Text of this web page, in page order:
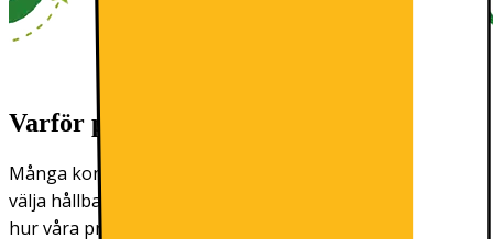
Varför publicerar vi miljöparametrar?
Många konsumenter kanske tycker att det är svårt att
välja hållbart. På Elgiganten vill vi göra det lättare att se
hur våra produkter har producerats och vilken typ av